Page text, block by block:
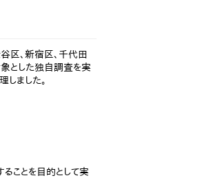
区、新宿区、千代田
とした独自調査を実
ました。
ことを目的として実